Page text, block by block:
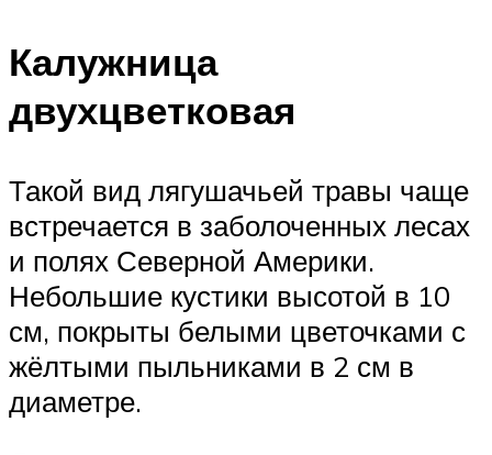
Калужница
двухцветковая
Такой вид лягушачьей травы чаще
встречается в заболоченных лесах
и полях Северной Америки.
Небольшие кустики высотой в 10
см, покрыты белыми цветочками с
жёлтыми пыльниками в 2 см в
диаметре.